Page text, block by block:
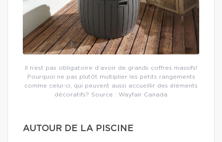
Il n’est pas obligatoire d’avoir de grands coffres massifs!
Pourquoi ne pas plutôt multiplier les petits rangements
comme celui-ci, qui peuvent aussi accueillir des éléments
décoratifs? Source : Wayfair Canada
AUTOUR DE LA PISCINE